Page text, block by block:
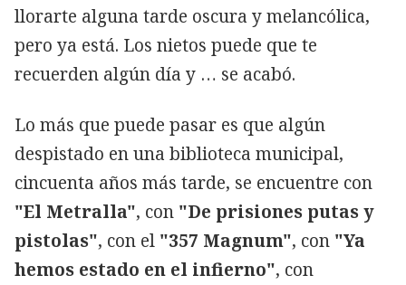
llorarte alguna tarde oscura y melancólica,
pero ya está. Los nietos puede que te
recuerden algún día y … se acabó.
Lo más que puede pasar es que algún
despistado en una biblioteca municipal,
cincuenta años más tarde, se encuentre con
"El Metralla", con "De prisiones putas y
pistolas", con el "357 Magnum", con "Ya
hemos estado en el infierno", con